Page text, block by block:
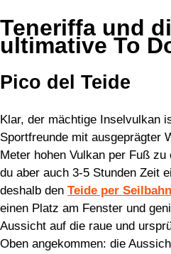
Teneriffa und
ultimative To
Pico del Teide
Klar, der mächtige Inselvulkan
Sportfreunde mit ausgeprägter
Meter hohen Vulkan per Fuß
du aber auch 3-5 Stunden Zeit
deshalb den Teide per Seilbahn
einen Platz am Fenster und
Aussicht auf die raue und
Oben angekommen: die